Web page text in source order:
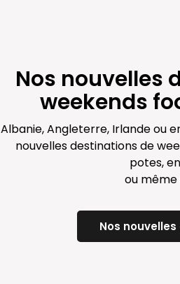
Nos nouvelles
weekends
Albanie, Angleterre, Irlande ou
nouvelles destinations de
potes,
ou même
Nos